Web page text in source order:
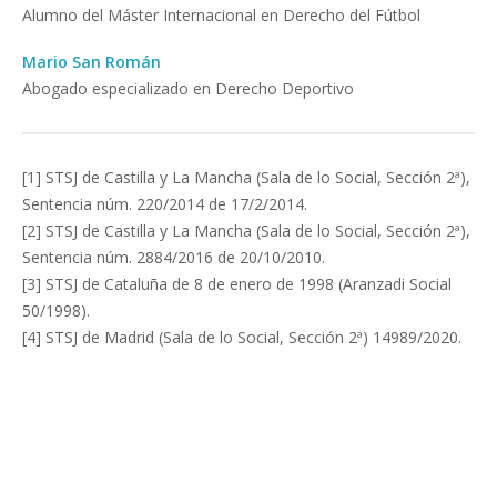
Alumno del Máster Internacional en Derecho del Fútbol
Mario San Román
Abogado especializado en Derecho Deportivo
[1] STSJ de Castilla y La Mancha (Sala de lo Social, Sección 2ª),
Sentencia núm. 220/2014 de 17/2/2014.
[2] STSJ de Castilla y La Mancha (Sala de lo Social, Sección 2ª),
Sentencia núm. 2884/2016 de 20/10/2010.
[3] STSJ de Cataluña de 8 de enero de 1998 (Aranzadi Social
50/1998).
[4] STSJ de Madrid (Sala de lo Social, Sección 2ª) 14989/2020.